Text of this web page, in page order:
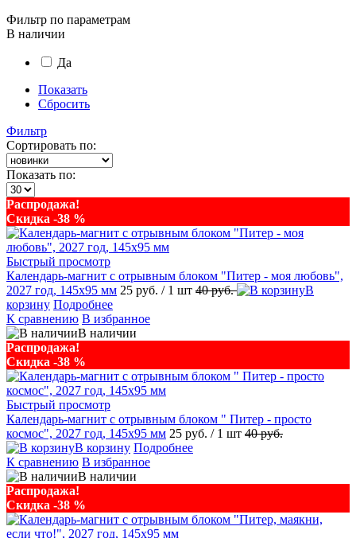
Фильтр по параметрам
В наличии
Да
Показать
Сбросить
Фильтр
Сортировать по:
Показать по:
Распродажа!
Скидка -38 %
Быстрый просмотр
Календарь-магнит с отрывным блоком "Питер - моя любовь",
2027 год, 145х95 мм 25 руб. / 1 шт 40 руб.
В
корзину Подробнее
К сравнению В избранное
В наличии
Распродажа!
Скидка -38 %
Быстрый просмотр
Календарь-магнит с отрывным блоком " Питер - просто
космос", 2027 год, 145х95 мм 25 руб. / 1 шт 40 руб.
В корзину Подробнее
К сравнению В избранное
В наличии
Распродажа!
Скидка -38 %